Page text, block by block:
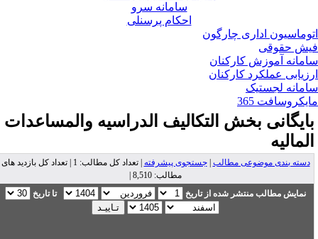
سامانه سرو
احکام پرسنلی
اداری چارگون
حقوقی
آموزش کارکنان
عملکرد کارکنان
لجستیک
365
بخشالتکالیف الدراسیه والمساعدات
دسته بندی موضوعی مطالب|جستجوی پیشرفته
| تعداد کل مطالب: 1 | تعداد کل بازدید های
مطالب: 8,510 |
نمایش مطالب منتشر شده از تاریخ
تا تاریخ